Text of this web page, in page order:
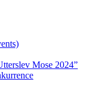
Mose 2024”